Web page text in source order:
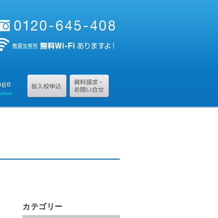
カテゴリー